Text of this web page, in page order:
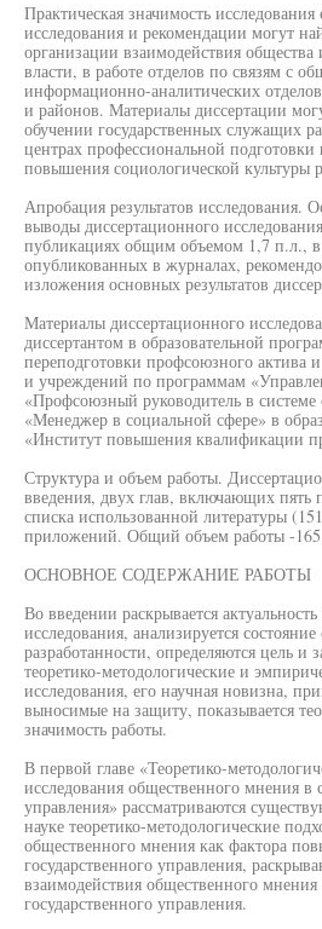
Практическая значимость
исследования и рекомендации могут
организации взаимодействия общества
власти, в работе отделов по связям с
информационно-аналитических
и районов. Материалы диссертации
обучении государственных служащих
центрах профессиональной
повышения социологической культуры
Апробация результатов исследования.
выводы диссертационного
публикациях общим объемом 1,7 п.л., в
опубликованных в журналах,
изложения основных результатов
Материалы диссертационного
диссертантом в образовательной
переподготовки профсоюзного актива
и учреждений по программам
«Профсоюзный руководитель в системе
«Менеджер в социальной сфере» в
«Институт повышения квалификации
Структура и объем работы.
введения, двух глав, включающих пять
списка использованной литературы
приложений. Общий объем работы -
ОСНОВНОЕ СОДЕРЖАНИЕ РАБОТЫ
Во введении раскрывается
исследования, анализируется
разработанности, определяются цель и
теоретико-методологические и
исследования, его научная новизна,
выносимые на защиту, показывается
значимость работы.
В первой главе «Теоретико-
исследования общественного мнения в
управления» рассматриваются
науке теоретико-методологические
общественного мнения как фактора
государственного управления,
взаимодействия общественного
государственного управления.